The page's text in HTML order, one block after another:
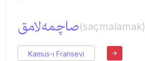
صاچمه‌لامق(saçmalamak)
Kamus-ı Fransevi